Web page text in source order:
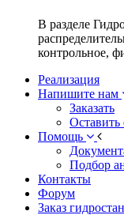
В разделе
контрольное,
Реализация
Напишите нам
Заказать
Оставить
Помощь
Подбор
Контакты
Форум
Заказ